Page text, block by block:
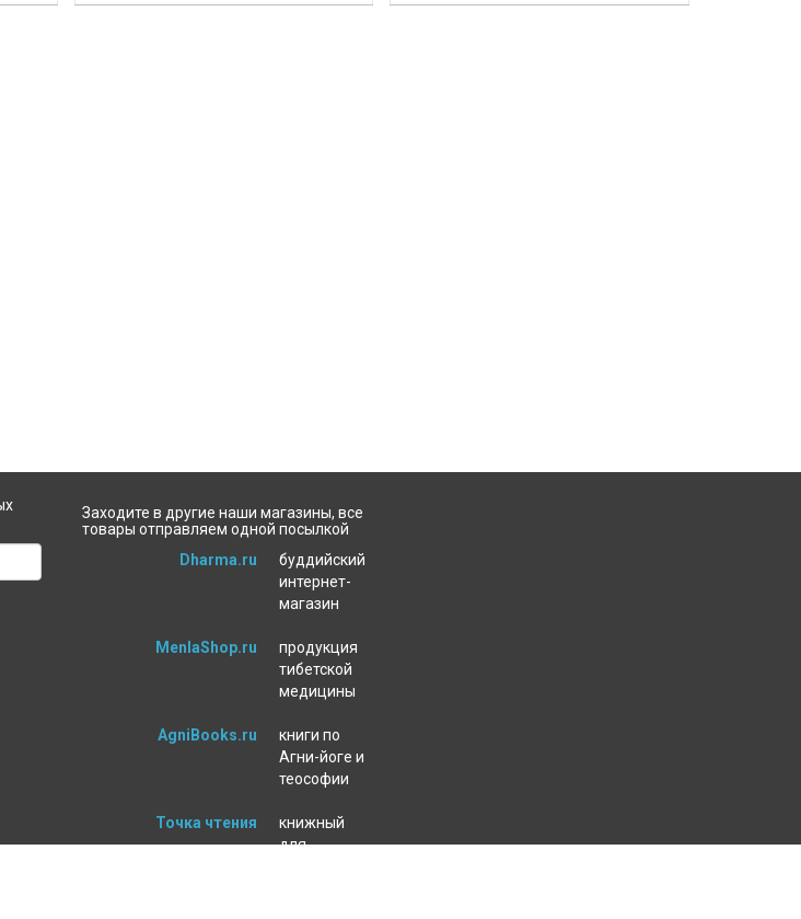
Заходите в другие наши магазины, все
товары отправляем одной посылкой
Dharma.ru
буддийский
интернет-
магазин
MenlaShop.ru
продукция
тибетской
медицины
AgniBooks.ru
книги по
Агни-йоге и
теософии
Точка чтения
книжный
для